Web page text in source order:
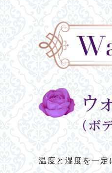
温度と湿度を一定